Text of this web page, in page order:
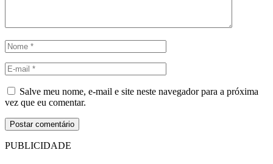
Salve meu nome, e-mail e site neste navegador para a próxima
vez que eu comentar.
PUBLICIDADE